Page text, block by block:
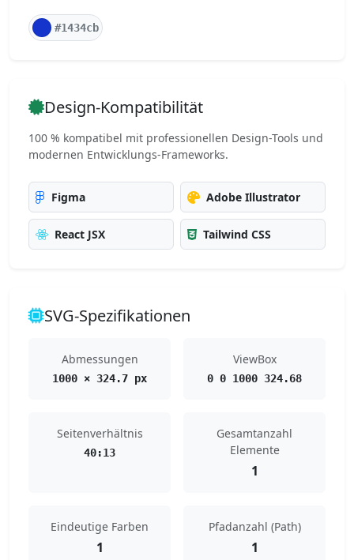
#1434cb
Design-Kompatibilität
100 % kompatibel mit professionellen Design-Tools und
modernen Entwicklungs-Frameworks.
Figma Adobe Illustrator
React JSX Tailwind CSS
SVG-Spezifikationen
Abmessungen
1000 × 324.7 px
ViewBox
0 0 1000 324.68
Seitenverhältnis
40:13
Gesamtanzahl
Elemente
1
Eindeutige Farben
1
Pfadanzahl (Path)
1